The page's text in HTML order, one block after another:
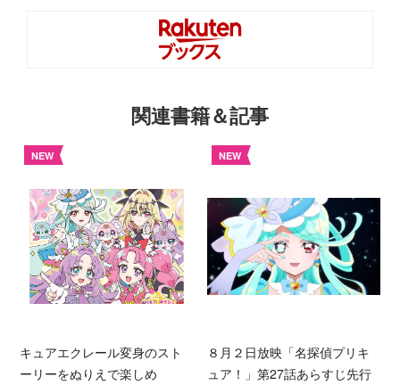
関連書籍＆記事
NEW
キュアエクレール変身のスト
ーリーをぬりえで楽しめ
NEW
８月２日放映「名探偵プリキ
ュア！」第27話あらすじ先行